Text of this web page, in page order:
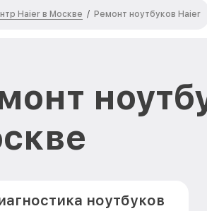
Haier в Москве / Ремонт ноутбуков Haier
ноутбуков